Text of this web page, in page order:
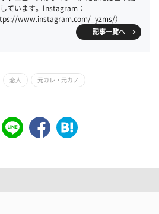
ています。Instagram：
www.instagram.com/_yzms/）
記事一覧へ
恋人 元カレ・元カノ